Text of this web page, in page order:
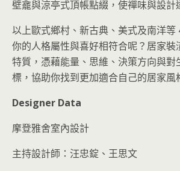
壁龕與涼亭式頂帳點綴，使禪味與設計
以上歐式鄉村、新古典、美式及南洋等
你的人格屬性與喜好相符合呢？居家裝
特質，憑藉能量、思維、決策方向與對
標，協助你找到更加適合自己的居家風
Designer Data
摩登雅舍室內設計
主持設計師：汪忠錠、王思文